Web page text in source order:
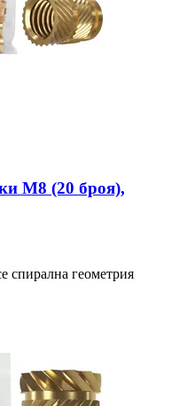
M8 (20 броя),
спирална геометрия